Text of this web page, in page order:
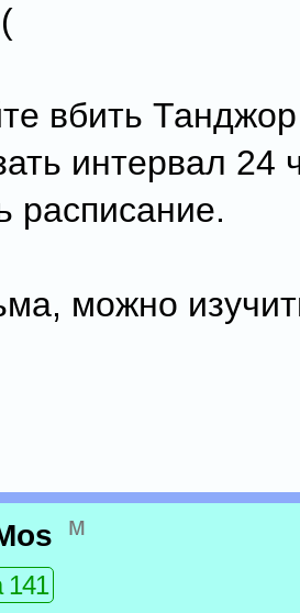
вбить
интервал 24
расписание.
можно
м
141